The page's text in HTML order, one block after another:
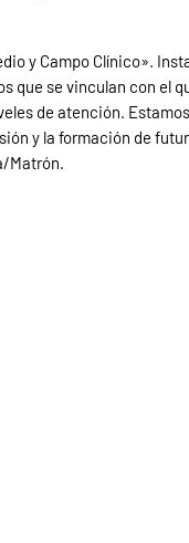
y Campo Clínico».
que se vinculan con el
de atención.
y la formación de
Matrón.